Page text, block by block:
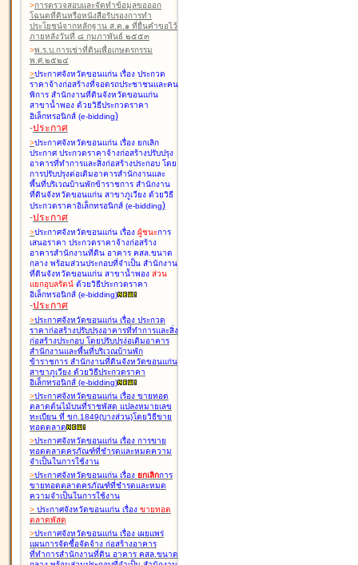
>การตรวจสอบและจัดทำข้อมูลขอออก
โฉนดที่ดินหรือหนังสือรับรองการทำ
ประโยชน์จากหลักฐาน ส.ค.๑ ที่ยื่นคำขอไว้
ภายหลังวันที่ ๘ กุมภาพันธ์ ๒๕๕๓
>พ.ร.บ.การเช่าที่ดินเพื่อเกษตรกรรม
พ.ศ.๒๕๒๔
>ประกาศจังหวัดขอนแก่น เรื่อง ประกวด
ราคาจ้างก่อสร้างที่จอดรถประชาชนและคน
พิการ สำนักงานที่ดินจังหวัดขอนแก่น
สาขาน้ำพอง ด้วยวิธีประกวดราคา
อิเล็กทรอนิกส์ (e-bidding)
-ประกาศ
>ประกาศจังหวัดขอนแก่น เรื่อง ยกเลิก
ประกาศ ประกวดราคาจ้างก่อสร้างปรับปรุง
อาคารที่ทำการและสิ่งก่อสร้างประกอบ โดย
การปรับปรุงต่อเติมอาคารสำนักงานและ
พื้นที่บริเวณบ้านพักข้าราชการ สำนักงาน
ที่ดินจังหวัดขอนแก่น สาขาภูเวียง ด้วยวิธี
ประกวดราคาอิเล็กทรอนิกส์ (e-bidding)
-ประกาศ
>ประกาศจังหวัดขอนแก่น เรื่อง ผู้ชนะการ
เสนอราคา ประกวดราคาจ้างก่อสร้าง
อาคารสำนักงานที่ดิน อาคาร คสล.ขนาด
กลาง พร้อมส่วนประกอบที่จำเป็น สำนักงาน
ที่ดินจังหวัดขอนแก่น สาขาน้ำพอง ส่วน
แยกอุบลรัตน์ ด้วยวิธีประกวดราคา
อิเล็กทรอนิกส์ (e-bidding)
-ประกาศ
>ประกาศจังหวัดขอนแก่น เรื่อง ประกวด
ราคาก่อสร้างปรับปรุงอาคารที่ทำการและสิ่ง
ก่อสร้างประกอบ โดยปรับปรุง่อเติมอาคาร
สำนักงานและพื้นที่บริเวณบ้านพัก
ข้าราชการ สำนักงานที่ดินจังหวัดขอนแก่น
สาขาภูเวียง ด้วยวิธีประกวดราคา
อิเล็กทรอนิกส์ (e-bidding)
>ประกาศจังหวัดขอนแก่น เรื่อง ขายทอด
ตลาดต้นไม้บนที่ราชพัสดุ แปลงหมายเลข
ทะเบียน ที่ ขก.1849(บางส่วน)โดยวิธีขาย
ทอดตลาด
>ประกาศจังหวัดขอนแก่น เรื่อง การขาย
ทอดตลาดครุภัณฑ์ที่ชำรุดและหมดความ
จำเป็นในการใช้งาน
>ประกาศจังหวัดขอนแก่น เรื่อง ยกเลิกการ
ขายทอดตลาดครุภัณฑ์ที่ชำรุดและหมด
ความจำเป็นในการใช้งาน
> ประกาศจังหวัดขอนแก่น เรื่อง ขายทอด
ตลาดพัสดุ
>ประกาศจังหวัดขอนแก่น เรื่อง เผยแพร่
แผนการจัดซื้อจัดจ้าง ก่อสร้างอาคาร
ที่ทำการสำนักงานที่ดิน อาคาร คสล.ขนาด